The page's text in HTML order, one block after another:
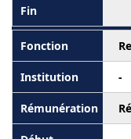
-